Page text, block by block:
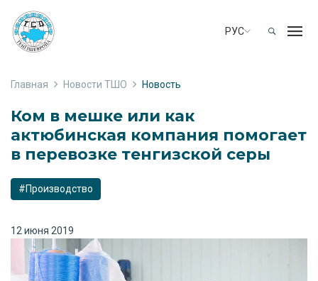
РУС
Главная Новости ТШО Новость
Ком в мешке или как
актюбинская компания помогает
в перевозке тенгизской серы
#Производство
12 июня 2019